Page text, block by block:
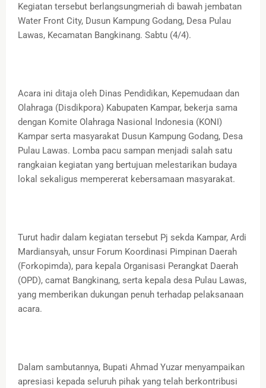
Kegiatan tersebut berlangsungmeriah di bawah jembatan
Water Front City, Dusun Kampung Godang, Desa Pulau
Lawas, Kecamatan Bangkinang. Sabtu (4/4).
Acara ini ditaja oleh Dinas Pendidikan, Kepemudaan dan
Olahraga (Disdikpora) Kabupaten Kampar, bekerja sama
dengan Komite Olahraga Nasional Indonesia (KONI)
Kampar serta masyarakat Dusun Kampung Godang, Desa
Pulau Lawas. Lomba pacu sampan menjadi salah satu
rangkaian kegiatan yang bertujuan melestarikan budaya
lokal sekaligus mempererat kebersamaan masyarakat.
Turut hadir dalam kegiatan tersebut Pj sekda Kampar, Ardi
Mardiansyah, unsur Forum Koordinasi Pimpinan Daerah
(Forkopimda), para kepala Organisasi Perangkat Daerah
(OPD), camat Bangkinang, serta kepala desa Pulau Lawas,
yang memberikan dukungan penuh terhadap pelaksanaan
acara.
Dalam sambutannya, Bupati Ahmad Yuzar menyampaikan
apresiasi kepada seluruh pihak yang telah berkontribusi